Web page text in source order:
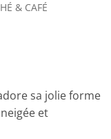
& CAFÉ
sa jolie forme
et